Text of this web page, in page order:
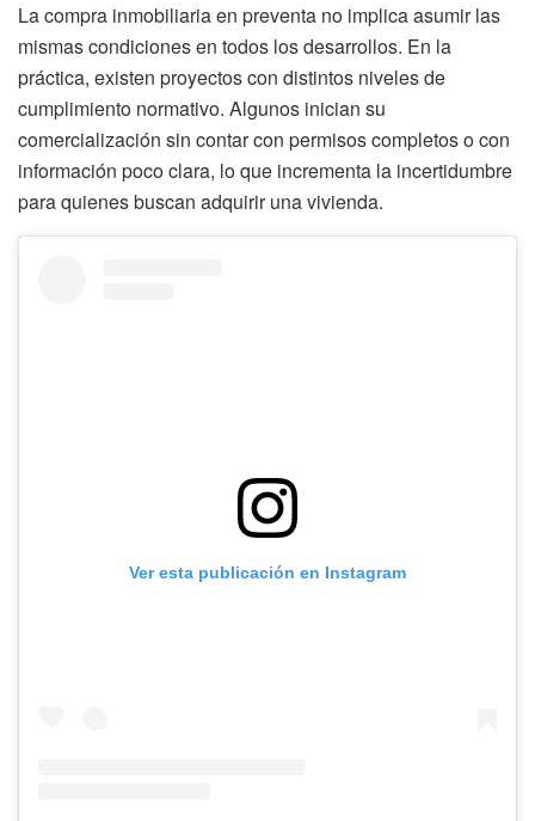
La compra inmobiliaria en preventa no implica asumir las
mismas condiciones en todos los desarrollos. En la
práctica, existen proyectos con distintos niveles de
cumplimiento normativo. Algunos inician su
comercialización sin contar con permisos completos o con
información poco clara, lo que incrementa la incertidumbre
para quienes buscan adquirir una vivienda.
Ver esta publicación en Instagram